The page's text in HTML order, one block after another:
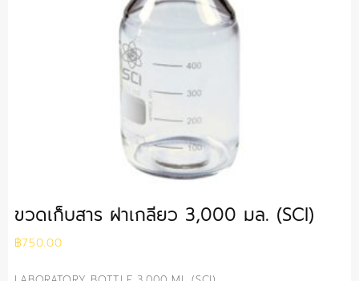
ขวดเก็บสาร ฝาเกลียว 3,000 มล. (SCI)
฿750.00